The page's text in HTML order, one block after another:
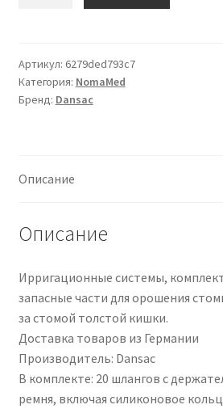
|
950-
20
Артикул: 6279ded793c7
Категория: NomaMed
Бренд: Dansac
Описание
Описание
Ирригационные системы,
запасные части для орошения
за стомой толстой кишки.
Доставка товаров из Германии
Производитель: Dansac
В комплекте: 20 шлангов с
ремня, включая силиконовое